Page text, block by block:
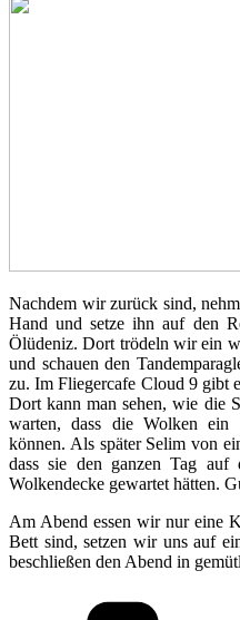
Nachdem wir zurück sind,
Hand und setze ihn auf den
Ölüdeniz. Dort trödeln wir ein
und schauen den
zu. Im Fliegercafe Cloud 9 gibt
Dort kann man sehen, wie die
warten, dass die Wolken ein
können. Als später Selim von
dass sie den ganzen Tag
Wolkendecke gewartet hätten.
Am Abend essen wir nur eine
Bett sind, setzen wir uns auf
beschließen den Abend in